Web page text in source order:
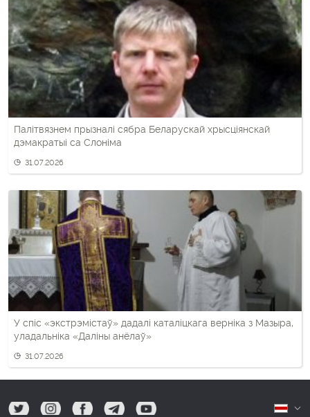
Палітвязнем прызналі сябра Беларускай хрысціянскай
дэмакратыі са Слоніма
31.07.2026
У спіс «экстрэмістаў» дадалі каталіцкага верніка з Мазыра,
уладальніка «Даліны анёлаў»
31.07.2026
tw ig fb tg yt